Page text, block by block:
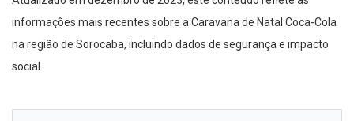
informações mais recentes sobre a Caravana de Natal Coca-Cola
na região de Sorocaba, incluindo dados de segurança e impacto
social.